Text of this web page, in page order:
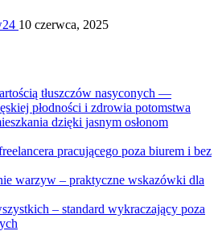
10 czerwca, 2025
tłuszczów nasyconych —
płodności i zdrowia potomstwa
dzięki jasnym osłonom
pracującego poza biurem i bez
warzyw – praktyczne wskazówki dla
– standard wykraczający poza